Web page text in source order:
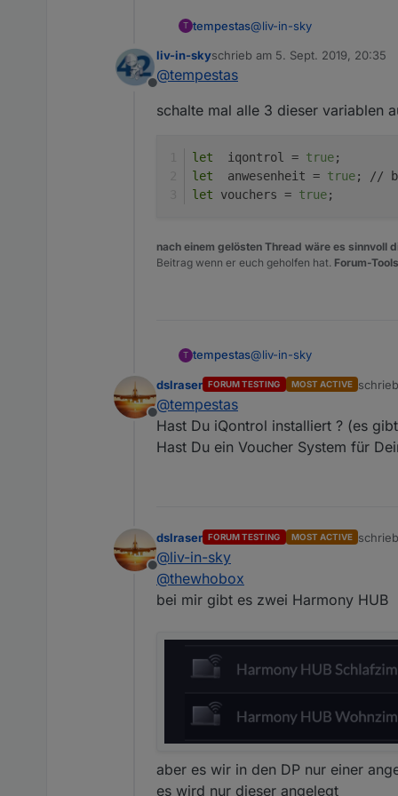
javascript.0	2019-
javascript.0	2019-
T tempestas@liv-in-sky
Danke dir. terminal neu
javascript.0	2019-
javascript.0	2019-
javascript.0	2019-
javascript.0	2019-
javascript.0	2019-
schaue ich mir morgen an
Offline
liv-in-skyschrieb am 5. Sept. 2019, 20:35
zuletzt editiert von
@tempestas
schalte mal alle 3 dieser variablen
let
  iqontrol =
true;
let
  anwesenheit =
true; //
let vouchers = true;
nach einem gelösten Thread wäre es
Beitrag wenn er euch geholfen hat. Forum-
T tempestas@liv-in-sky
Danke dir. terminal neu
edit:
ha, irgendwas ist
javascript.0	2019-
javascript.0	2019-
javascript.0	2019-
Offline
dslraser FORUM TESTING MOST ACTIVE
zuletzt
@tempestas
Hast Du iQontrol installiert ? (es
Hast Du ein Voucher System für
Offline
dslraser FORUM TESTING MOST ACTIVE
zuletzt
@liv-in-sky
@thewhobox
bei mir gibt es zwei Harmony HUB
aber es wir in den DP nur einer
es wird nur dieser angelegt